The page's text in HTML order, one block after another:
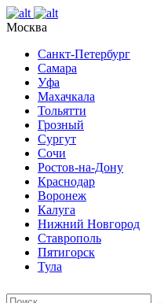
Москва
Санкт-Петербург
Самара
Уфа
Махачкала
Тольятти
Грозный
Сургут
Сочи
Ростов-на-Дону
Краснодар
Воронеж
Калуга
Нижний Новгород
Ставрополь
Пятигорск
Тула